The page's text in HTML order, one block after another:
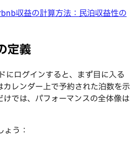
収益の計算方法：民泊収益性の
定義
にログインすると、まず目に入る
カレンダー上で予約された泊数を示
けでは、パフォーマンスの全体像は
う：